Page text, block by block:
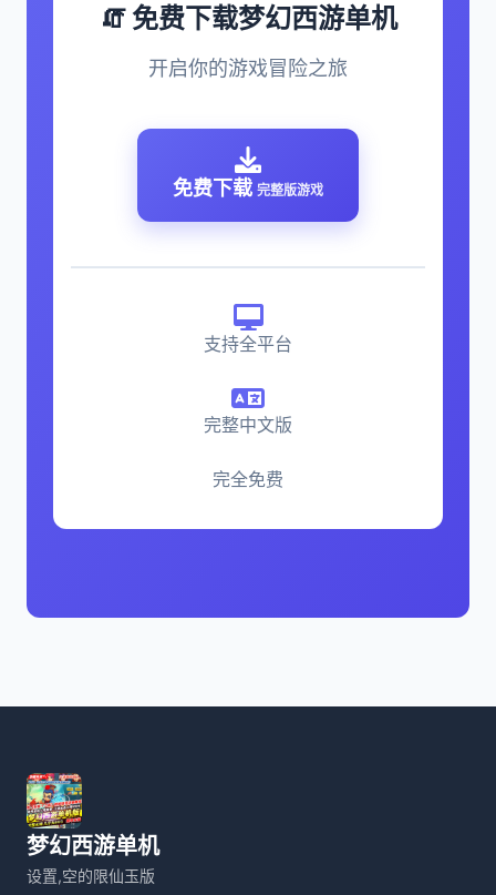
🧯 免费下载梦幻西游单机
开启你的游戏冒险之旅
免费下载 完整版游戏
支持全平台
完整中文版
完全免费
梦幻西游单机
设置,空的限仙玉版